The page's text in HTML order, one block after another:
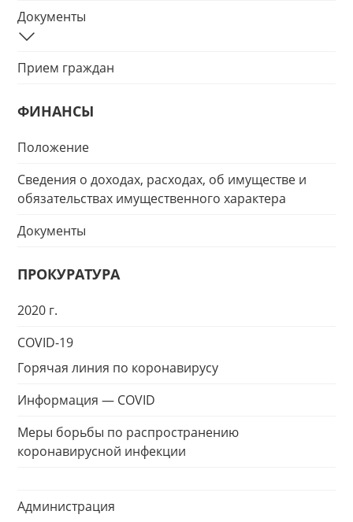
Документы
Прием граждан
ФИНАНСЫ
Положение
Сведения о доходах, расходах, об имуществе и
обязательствах имущественного характера
Документы
ПРОКУРАТУРА
2020 г.
COVID-19
Горячая линия по коронавирусу
Информация — COVID
Меры борьбы по распространению
коронавирусной инфекции
Администрация